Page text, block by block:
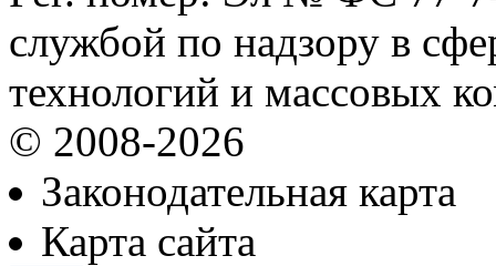
службой по надзору в
технологий и массовых
© 2008-2026
Законодательная карта
Карта сайта